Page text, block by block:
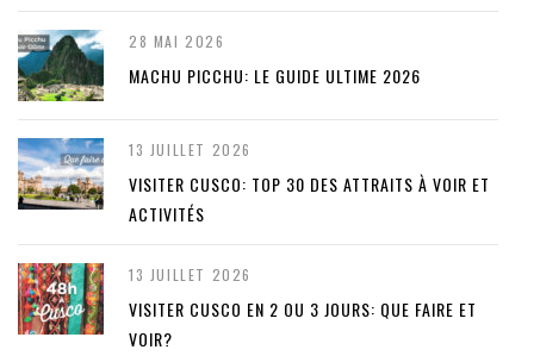
28 MAI 2026
MACHU PICCHU: LE GUIDE ULTIME 2026
13 JUILLET 2026
VISITER CUSCO: TOP 30 DES ATTRAITS À VOIR ET
ACTIVITÉS
13 JUILLET 2026
VISITER CUSCO EN 2 OU 3 JOURS: QUE FAIRE ET
VOIR?